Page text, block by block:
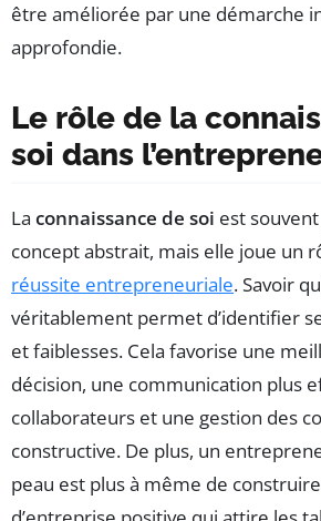
être améliorée par une démarche
approfondie.
Le rôle de la
soi dans
La connaissance de soi est
concept abstrait, mais elle joue un
réussite entrepreneuriale. Savoir
véritablement permet d’identifier
et faiblesses. Cela favorise une
décision, une communication plus
collaborateurs et une gestion des
constructive. De plus, un
peau est plus à même de